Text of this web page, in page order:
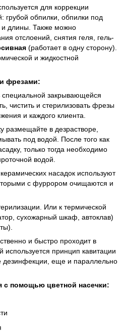
для коррекции
грубой обпилки, обпилки под
длины. Также можно
отслоений, снятия геля, гель-
(работает в одну сторону).
и жидкостной
фрезами:
закрывающейся
чистить и стерилизовать фрезы
и каждого клиента.
размещайте в дезрастворе,
под водой. После того как
только тогда необходимо
водой.
насадок используют
с фуррором очищаются и
Или к термической
сухожарный шкаф, автоклав)
и быстро проходит в
используется принцип кавитации
дезинфекции, еще и параллельно
с помощью цветной насечки: